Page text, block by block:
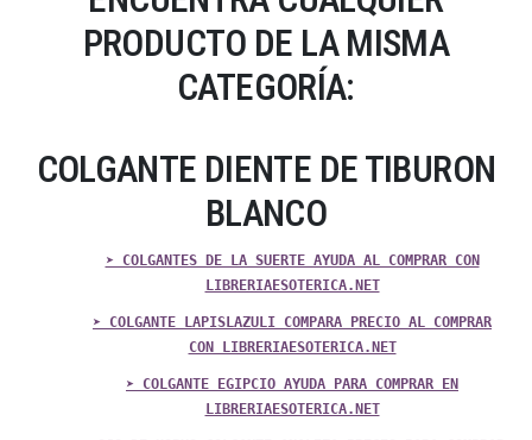
PRODUCTO DE LA MISMA
CATEGORÍA:
COLGANTE DIENTE DE TIBURON
BLANCO
➤ COLGANTES DE LA SUERTE AYUDA AL COMPRAR CON
LIBRERIAESOTERICA.NET
➤ COLGANTE LAPISLAZULI COMPARA PRECIO AL COMPRAR
CON LIBRERIAESOTERICA.NET
➤ COLGANTE EGIPCIO AYUDA PARA COMPRAR EN
LIBRERIAESOTERICA.NET